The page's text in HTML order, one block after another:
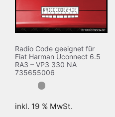
Radio Code geeignet für
Fiat Harman Uconnect 6.5
RA3 – VP3 330 NA
735655006
inkl. 19 % MwSt.